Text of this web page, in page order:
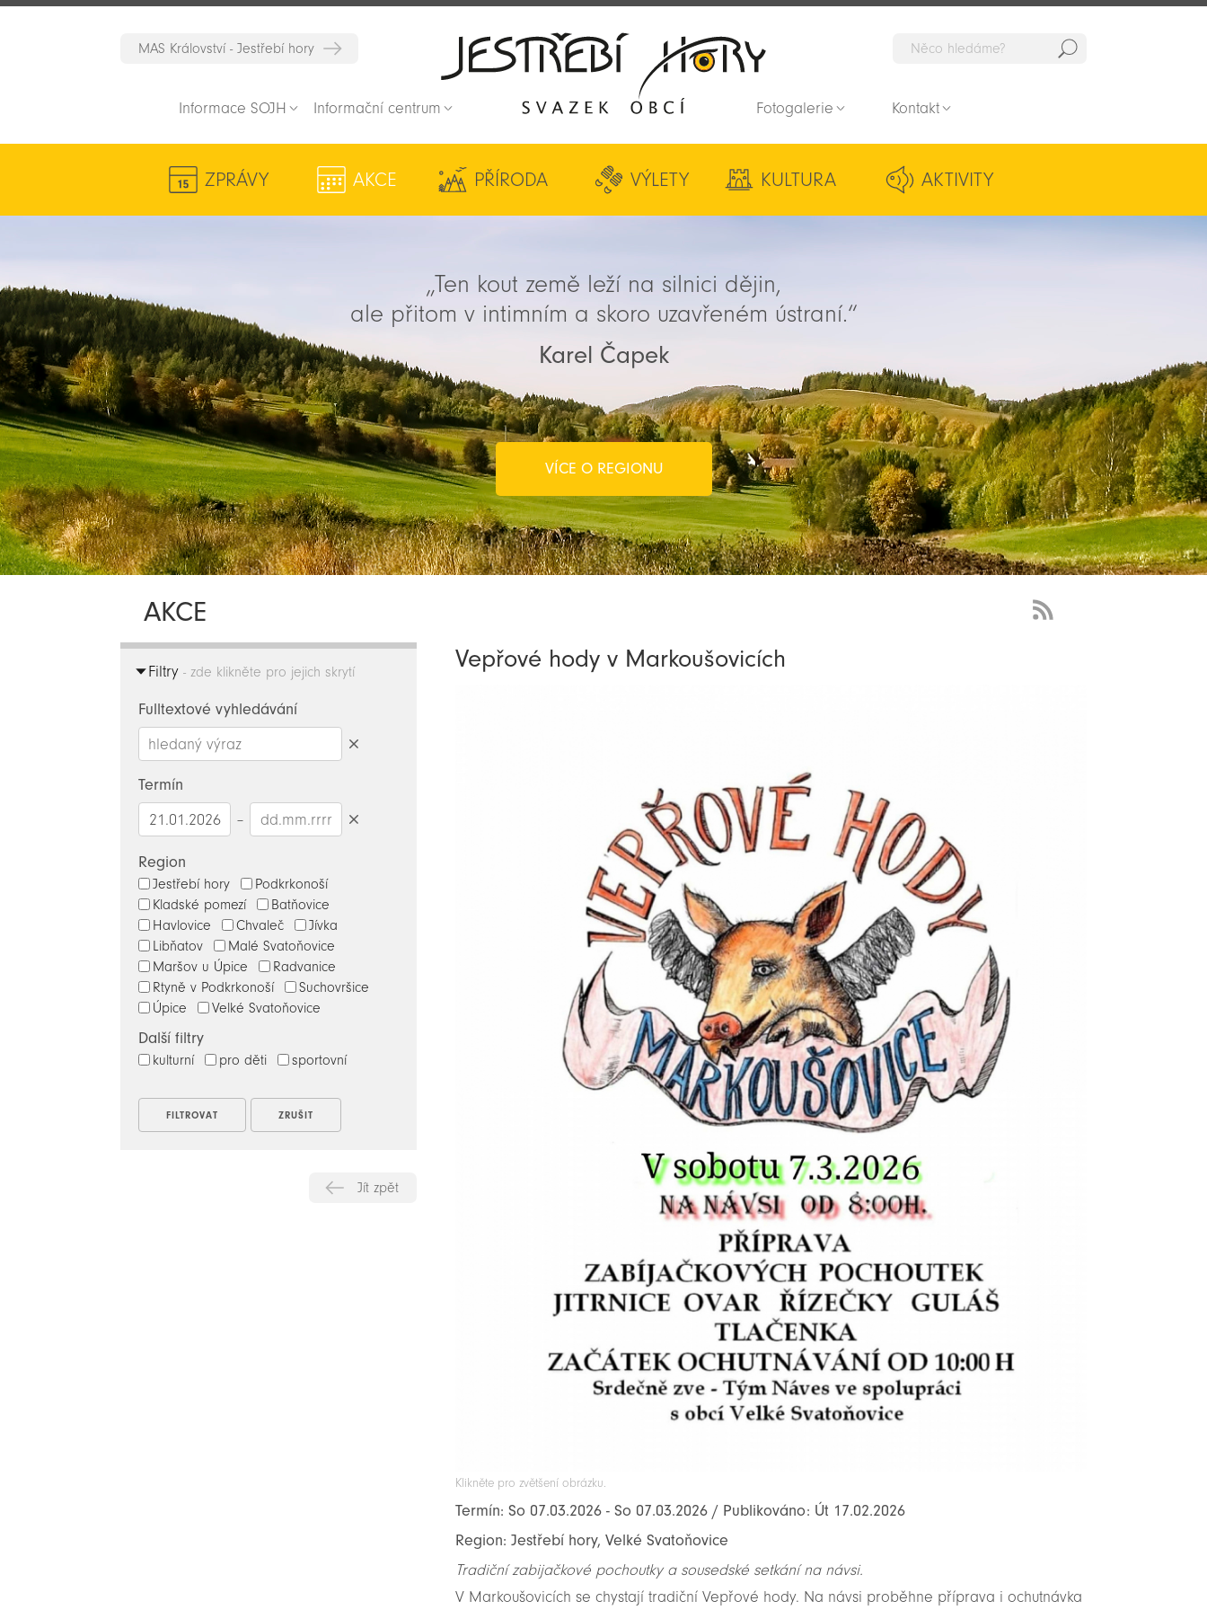
MAS Království - Jestřebí hory
Informace SOJH Informační centrum Fotogalerie Kontakt
ZPRÁVY AKCE PŘÍRODA VÝLETY KULTURA AKTIVITY
„Ten kout země leží na silnici dějin,
ale přitom v intimním a skoro uzavřeném ústraní.“
Karel Čapek
VÍCE O REGIONU
AKCE
Filtry - zde klikněte pro jejich skrytí
Fulltextové vyhledávání
Termín
–
Region
Jestřebí hory
Podkrkonoší
Kladské pomezí
Batňovice
Havlovice
Chvaleč
Jívka
Libňatov
Malé Svatoňovice
Maršov u Úpice
Radvanice
Rtyně v Podkrkonoší
Suchovršice
Úpice
Velké Svatoňovice
Další filtry
kulturní pro děti sportovní
Jít zpět
Vepřové hody v Markoušovicích
Klikněte pro zvětšení obrázku.
Termín: So 07.03.2026 - So 07.03.2026 / Publikováno: Út 17.02.2026
Region: Jestřebí hory, Velké Svatoňovice
Tradiční zabijačkové pochoutky a sousedské setkání na návsi.
V Markoušovicích se chystají tradiční Vepřové hody. Na návsi proběhne příprava i ochutnávka